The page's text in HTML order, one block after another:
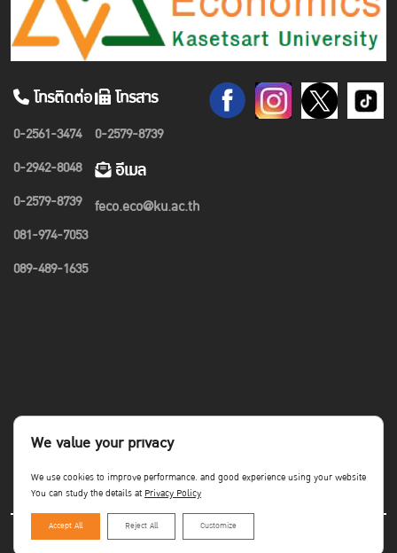
โทรติดต่อ
0-2561-3474
0-2942-8048
0-2579-8739
081-974-7053
089-489-1635
โทรสาร
0-2579-8739
อีเมล
feco.eco@ku.ac.th
Copyright©Faculty of Economics KU
We value your privacy
We use cookies to improve performance. and good experience using your website
You can study the details atPrivacy Policy
Accept All Reject All Customize